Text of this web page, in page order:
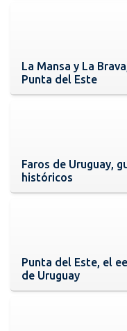
La Mansa y La
Punta del Este
Faros de Uruguay,
históricos
Punta del Este, el
de Uruguay